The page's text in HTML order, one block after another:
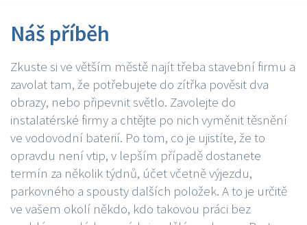
Náš příběh
Zkuste si ve větším městě najít třeba stavební firmu a
zavolat tam, že potřebujete do zítřka pověsit dva
obrazy, nebo připevnit světlo. Zavolejte do
instalatérské firmy a chtějte po nich vyměnit těsnění
ve vodovodní baterií. Po tom, co je ujistíte, že to
opravdu není vtip, v lepším případě dostanete
termín za několik týdnů, účet včetně výjezdu,
parkovného a spousty dalších položek. A to je určitě
ve vašem okolí někdo, kdo takovou práci bez